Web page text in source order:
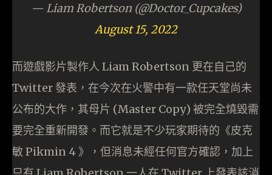
— Liam Robertson (@Doctor_Cupcakes)
August 15, 2022
而遊戲影片製作人 Liam Robertson 更在自己的
Twitter 發表，在今次在火警中有一款任天堂尚未
公布的大作，其母片 (Master Copy) 被完全燒毀需
要完全重新開發。而它就是不少玩家期待的《皮克
敏 Pikmin 4 》，但消息未經任何官方確認，加上